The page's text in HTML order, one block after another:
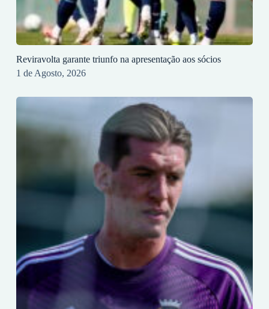
Reviravolta garante triunfo na apresentação aos sócios
1 de Agosto, 2026